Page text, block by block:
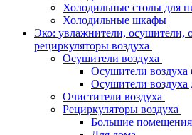
Холодильные столы для
Холодильные шкафы
Эко: увлажнители, осушители,
рециркуляторы воздуха
Осушители воздуха
Осушители воздуха
Осушители воздуха
Очистители воздуха
Рециркуляторы воздуха
Большие помещения